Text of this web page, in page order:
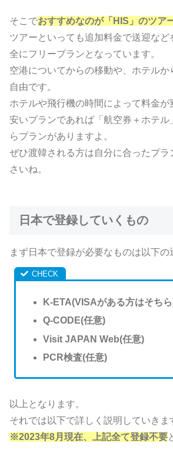
そこでおすすめなのが「HIS」のツア
ツアーといっても追加料金で送迎な
全にフリープランとなっています。
空港についてからの移動や、ホテルか
自由です。
ホテルや飛行機の時間によって料金が
安いプランであれば「航空券＋ホテル
らプランがありますよ。
ぜひ渡韓される方は自分に合ったプラ
さいね。
日本で登録していくもの
まず日本で登録が必要なものは以下の
K-ETA(VISAがある方はそち
Q-CODE(任意)
Visit JAPAN Web(任意)
PCR検査(任意)
以上となります。
それでは以下で詳しく説明していきま
※2023年8月現在、上記全て登録不要